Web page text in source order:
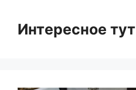
contentИнтересное тут